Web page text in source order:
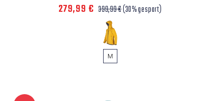
279,99 € 399,99 €(30% gespart)
M